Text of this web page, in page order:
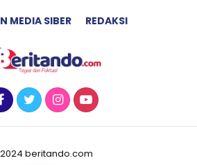
MEDIA SIBER REDAKSI
beritando.com